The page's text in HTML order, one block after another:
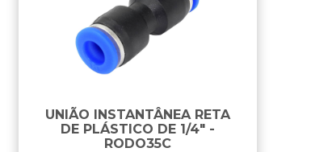
UNIÃO INSTANTÂNEA RETA
DE PLÁSTICO DE 1/4" -
RODO35C